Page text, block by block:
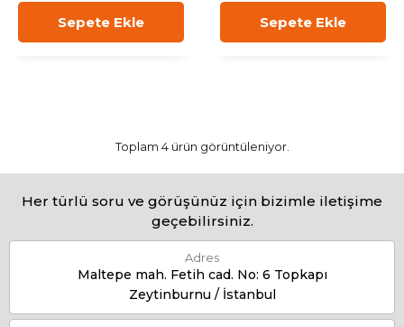
Sepete Ekle Sepete Ekle
Toplam 4 ürün görüntüleniyor.
Her türlü soru ve görüşünüz için bizimle iletişime
geçebilirsiniz.
Adres
Maltepe mah. Fetih cad. No: 6 Topkapı
Zeytinburnu / İstanbul